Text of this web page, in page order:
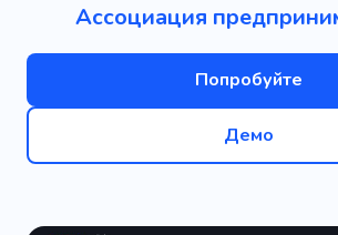
Ассоциация
Попробуйте
Демо